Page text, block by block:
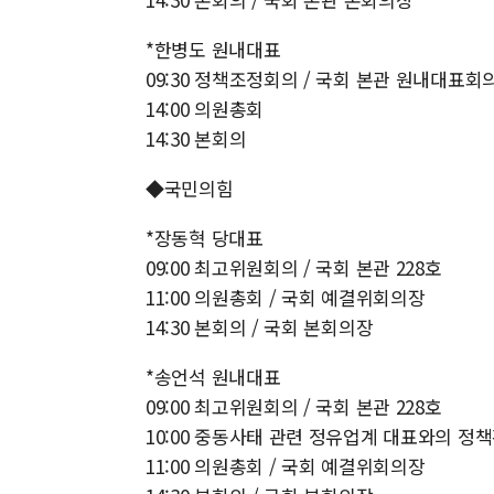
*한병도 원내대표
09:30 정책조정회의 / 국회 본관 원내대표회
14:00 의원총회
14:30 본회의
◆국민의힘
*장동혁 당대표
09:00 최고위원회의 / 국회 본관 228호
11:00 의원총회 / 국회 예결위회의장
14:30 본회의 / 국회 본회의장
*송언석 원내대표
09:00 최고위원회의 / 국회 본관 228호
10:00 중동사태 관련 정유업계 대표와의 정
11:00 의원총회 / 국회 예결위회의장